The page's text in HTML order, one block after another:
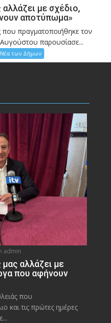
με σχέδιο,
αποτύπωμα»
που πραγματοποιήθηκε τον
Αυγούστου παρουσίασε...
Νέα των Δήμων
admin
αλλάζει με
που αφήνουν
που
και τις πρώτες ημέρες